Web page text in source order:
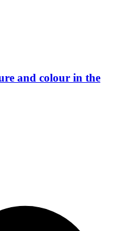
and colour in the